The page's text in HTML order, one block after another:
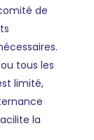
de
tous les
limité,
la